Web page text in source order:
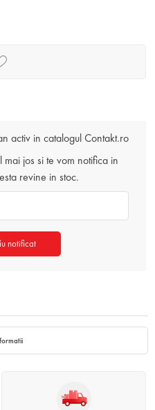
activ in catalogul Contakt.ro
jos si te vom notifica in
revine in stoc.
notificat